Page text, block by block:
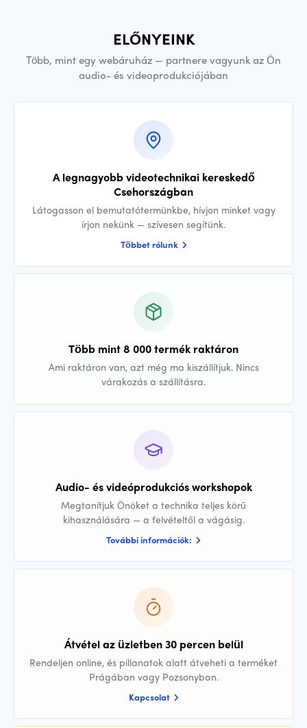
ELŐNYEINK
Több, mint egy webáruház — partnere vagyunk az Ön
audio- és videoprodukciójában
A legnagyobb videotechnikai kereskedő
Csehországban
Látogasson el bemutatótermünkbe, hívjon minket vagy
írjon nekünk — szívesen segítünk.
Többet rólunk
Több mint 8 000 termék raktáron
Ami raktáron van, azt még ma kiszállítjuk. Nincs
várakozás a szállításra.
Audio- és videóprodukciós workshopok
Megtanítjuk Önöket a technika teljes körű
kihasználására — a felvételtől a vágásig.
További információk:
Átvétel az üzletben 30 percen belül
Rendeljen online, és pillanatok alatt átveheti a terméket
Prágában vagy Pozsonyban.
Kapcsolat